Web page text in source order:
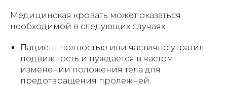
Медицинская кровать может оказаться
необходимой в следующих случаях:
Пациент полностью или частично утратил
подвижность и нуждается в частом
изменении положения тела для
предотвращения пролежней.